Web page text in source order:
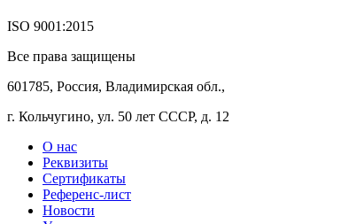
ISO 9001:2015
Все права защищены
601785, Россия, Владимирская обл.,
г. Кольчугино, ул. 50 лет СССР, д. 12
О нас
Реквизиты
Сертификаты
Референс-лист
Новости